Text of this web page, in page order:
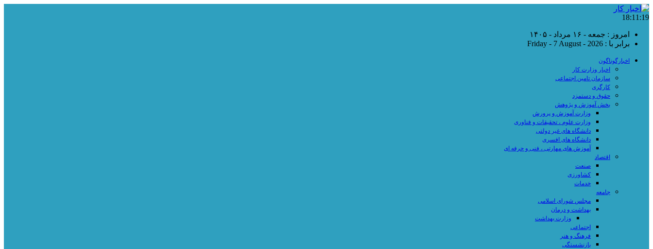
18:11:20
امروز : جمعه - ۱۶ مرداد - ۱۴۰۵
برابر با : Friday - 7 August - 2026
اخبارگوناگون
اخبار وزارت کار
سازمان تامین اجتماعی
کارگری
حقوق و دستمزد
بخش آموزش و پژوهش
وزارت آموزش و پرورش
وزارت علوم ، تحقیقات و فناوری
دانشگاه های غیر دولتی
دانشگاه های افسری
آموزش های مهارتی ، فنی و حرفه ای
اقتصاد
صنعت
کشاورزی
خدمات
جامعه
مجلس شورای اسلامی
بهداشت و درمان
وزارت بهداشت
اجتماعی
فرهنگ و هنر
بازنشستگی